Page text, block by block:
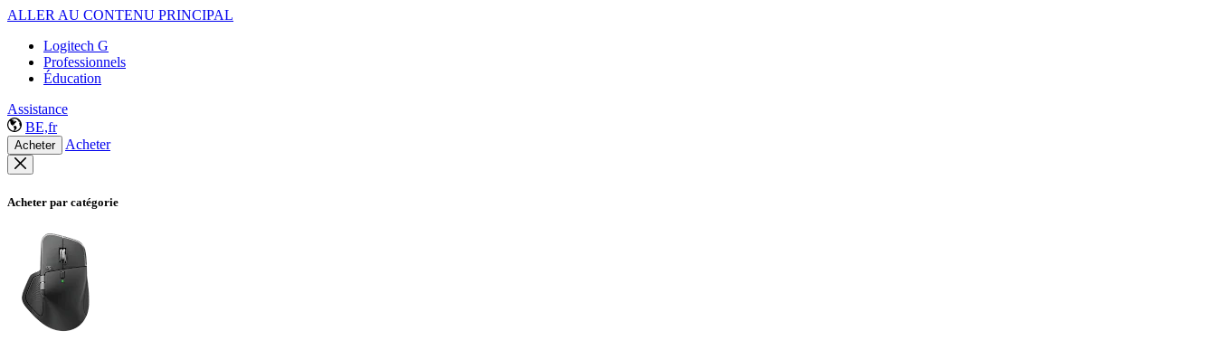
ALLER AU CONTENU PRINCIPAL
Logitech G
Professionnels
Éducation
Assistance
BE,fr
Acheter Acheter
Acheter par catégorie